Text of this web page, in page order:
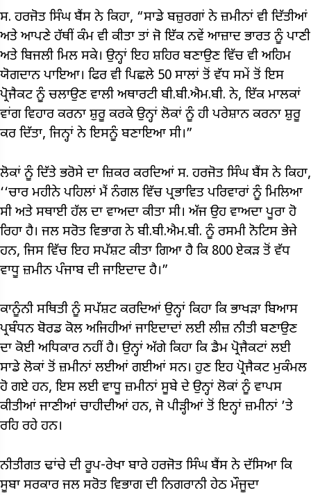
ਸ. ਹਰਜੋਤ ਸਿੰਘ ਬੈਂਸ ਨੇ ਕਿਹਾ, “ਸਾਡੇ ਬਜ਼ੁਰਗਾਂ ਨੇ ਜ਼ਮੀਨਾਂ ਵੀ ਦਿੱਤੀਆਂ
ਅਤੇ ਆਪਣੇ ਹੱਥੀਂ ਕੰਮ ਵੀ ਕੀਤਾ ਤਾਂ ਜੋ ਇੱਕ ਨਵੇਂ ਆਜ਼ਾਦ ਭਾਰਤ ਨੂੰ ਪਾਣੀ
ਅਤੇ ਬਿਜਲੀ ਮਿਲ ਸਕੇ। ਉਨ੍ਹਾਂ ਇਹ ਸ਼ਹਿਰ ਬਣਾਉਣ ਵਿੱਚ ਵੀ ਅਹਿਮ
ਯੋਗਦਾਨ ਪਾਇਆ। ਫਿਰ ਵੀ ਪਿਛਲੇ 50 ਸਾਲਾਂ ਤੋਂ ਵੱਧ ਸਮੇਂ ਤੋਂ ਇਸ
ਪ੍ਰੋਜੈਕਟ ਨੂੰ ਚਲਾਉਣ ਵਾਲੀ ਅਥਾਰਟੀ ਬੀ.ਬੀ.ਐਮ.ਬੀ. ਨੇ, ਇੱਕ ਮਾਲਕਾਂ
ਵਾਂਗ ਵਿਹਾਰ ਕਰਨਾ ਸ਼ੁਰੂ ਕਰਕੇ ਉਨ੍ਹਾਂ ਲੋਕਾਂ ਨੂੰ ਹੀ ਪਰੇਸ਼ਾਨ ਕਰਨਾ ਸ਼ੁਰੂ
ਕਰ ਦਿੱਤਾ, ਜਿਨ੍ਹਾਂ ਨੇ ਇਸਨੂੰ ਬਣਾਇਆ ਸੀ।”
ਲੋਕਾਂ ਨੂੰ ਦਿੱਤੇ ਭਰੋਸੇ ਦਾ ਜ਼ਿਕਰ ਕਰਦਿਆਂ ਸ. ਹਰਜੋਤ ਸਿੰਘ ਬੈਂਸ ਨੇ ਕਿਹਾ,
‘‘ਚਾਰ ਮਹੀਨੇ ਪਹਿਲਾਂ ਮੈਂ ਨੰਗਲ ਵਿੱਚ ਪ੍ਰਭਾਵਿਤ ਪਰਿਵਾਰਾਂ ਨੂੰ ਮਿਲਿਆ
ਸੀ ਅਤੇ ਸਥਾਈ ਹੱਲ ਦਾ ਵਾਅਦਾ ਕੀਤਾ ਸੀ। ਅੱਜ ਉਹ ਵਾਅਦਾ ਪੂਰਾ ਹੋ
ਰਿਹਾ ਹੈ। ਜਲ ਸਰੋਤ ਵਿਭਾਗ ਨੇ ਬੀ.ਬੀ.ਐਮ.ਬੀ. ਨੂੰ ਰਸਮੀ ਨੋਟਿਸ ਭੇਜੇ
ਹਨ, ਜਿਸ ਵਿੱਚ ਇਹ ਸਪੱਸ਼ਟ ਕੀਤਾ ਗਿਆ ਹੈ ਕਿ 800 ਏਕੜ ਤੋਂ ਵੱਧ
ਵਾਧੂ ਜ਼ਮੀਨ ਪੰਜਾਬ ਦੀ ਜਾਇਦਾਦ ਹੈ।”
ਕਾਨੂੰਨੀ ਸਥਿਤੀ ਨੂੰ ਸਪੱਸ਼ਟ ਕਰਦਿਆਂ ਉਨ੍ਹਾਂ ਕਿਹਾ ਕਿ ਭਾਖੜਾ ਬਿਆਸ
ਪ੍ਰਬੰਧਨ ਬੋਰਡ ਕੋਲ ਅਜਿਹੀਆਂ ਜਾਇਦਾਦਾਂ ਲਈ ਲੀਜ਼ ਨੀਤੀ ਬਣਾਉਣ
ਦਾ ਕੋਈ ਅਧਿਕਾਰ ਨਹੀਂ ਹੈ। ਉਨ੍ਹਾਂ ਅੱਗੇ ਕਿਹਾ ਕਿ ਡੈਮ ਪ੍ਰੋਜੈਕਟਾਂ ਲਈ
ਸਾਡੇ ਲੋਕਾਂ ਤੋਂ ਜ਼ਮੀਨਾਂ ਲਈਆਂ ਗਈਆਂ ਸਨ। ਹੁਣ ਇਹ ਪ੍ਰੋਜੈਕਟ ਮੁਕੰਮਲ
ਹੋ ਗਏ ਹਨ, ਇਸ ਲਈ ਵਾਧੂ ਜ਼ਮੀਨਾਂ ਸੂਬੇ ਦੇ ਉਨ੍ਹਾਂ ਲੋਕਾਂ ਨੂੰ ਵਾਪਸ
ਕੀਤੀਆਂ ਜਾਣੀਆਂ ਚਾਹੀਦੀਆਂ ਹਨ, ਜੋ ਪੀੜ੍ਹੀਆਂ ਤੋਂ ਇਨ੍ਹਾਂ ਜ਼ਮੀਨਾਂ ’ਤੇ
ਰਹਿ ਰਹੇ ਹਨ।
ਨੀਤੀਗਤ ਢਾਂਚੇ ਦੀ ਰੂਪ-ਰੇਖਾ ਬਾਰੇ ਹਰਜੋਤ ਸਿੰਘ ਬੈਂਸ ਨੇ ਦੱਸਿਆ ਕਿ
ਸੂਬਾ ਸਰਕਾਰ ਜਲ ਸਰੋਤ ਵਿਭਾਗ ਦੀ ਨਿਗਰਾਨੀ ਹੇਠ ਮੌਜੂਦਾ